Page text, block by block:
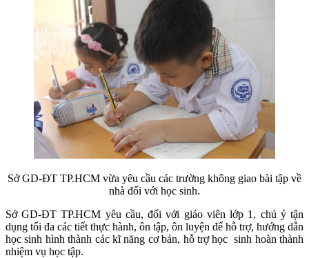
Sở GD-ĐT TP.HCM vừa yêu cầu các trường không giao bài tập về
nhà đối với học sinh.
Sở GD-ĐT TP.HCM yêu cầu, đối với giáo viên lớp 1, chú ý tận
dụng tối đa các tiết thực hành, ôn tập, ôn luyện để hỗ trợ, hướng dẫn
học sinh hình thành các kĩ năng cơ bản, hỗ trợ học sinh hoàn thành
nhiệm vụ học tập.